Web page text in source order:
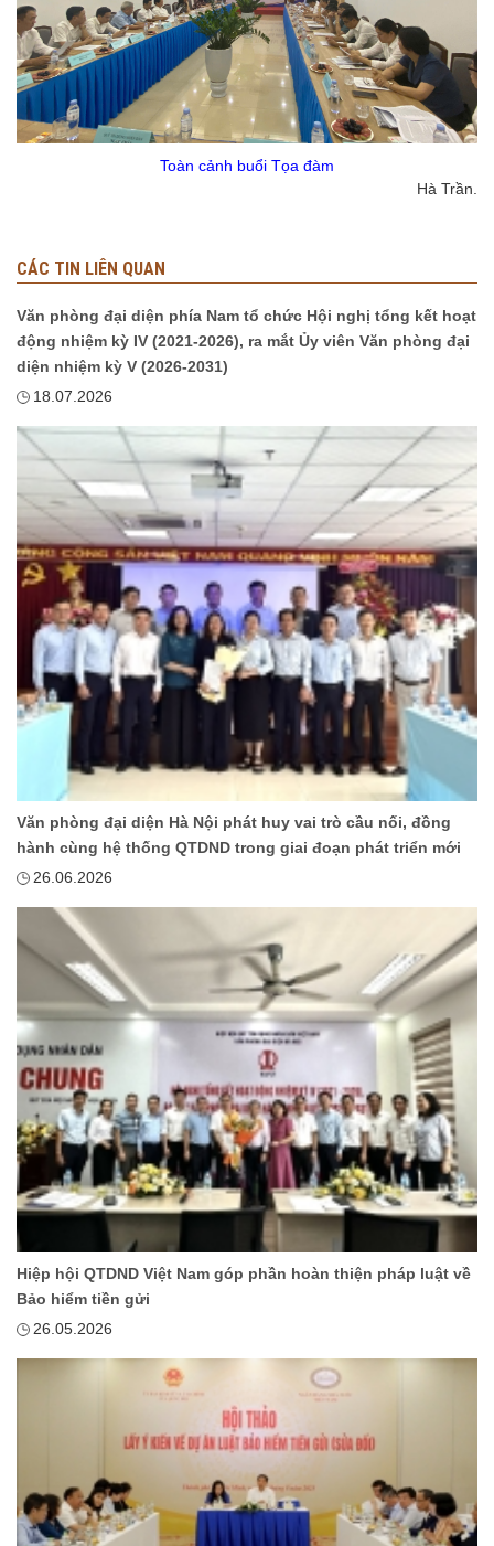
Toàn cảnh buổi Tọa đàm
Hà Trần.
CÁC TIN LIÊN QUAN
Văn phòng đại diện phía Nam tổ chức Hội nghị tổng kết hoạt
động nhiệm kỳ IV (2021-2026), ra mắt Ủy viên Văn phòng đại
diện nhiệm kỳ V (2026-2031)
18.07.2026
Văn phòng đại diện Hà Nội phát huy vai trò cầu nối, đồng
hành cùng hệ thống QTDND trong giai đoạn phát triển mới
26.06.2026
Hiệp hội QTDND Việt Nam góp phần hoàn thiện pháp luật về
Bảo hiểm tiền gửi
26.05.2026